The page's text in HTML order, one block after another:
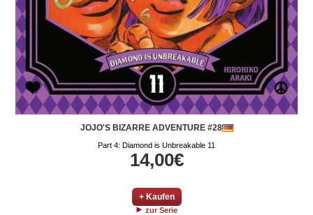
JOJO'S BIZARRE ADVENTURE #28
Part 4: Diamond is Unbreakable 11
14,00€
+ Kaufen
zur Serie